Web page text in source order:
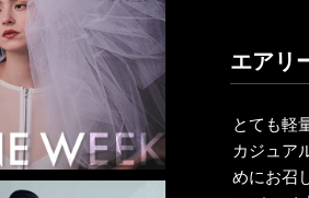
エアリ
とても軽
カジュア
めにお召